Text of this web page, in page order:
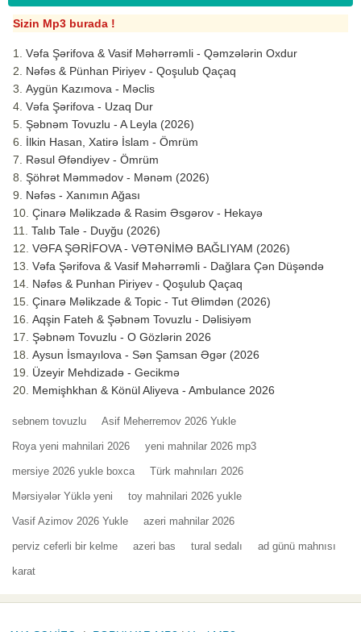
Sizin Mp3 burada !
Vəfa Şərifova & Vasif Məhərrəmli - Qəmzələrin Oxdur
Nəfəs & Pünhan Piriyev - Qoşulub Qaçaq
Aygün Kazımova - Məclis
Vəfa Şərifova - Uzaq Dur
Şəbnəm Tovuzlu - A Leyla (2026)
İlkin Hasan, Xatirə İslam - Ömrüm
Rəsul Əfəndiyev - Ömrüm
Şöhrət Məmmədov - Mənəm (2026)
Nəfəs - Xanımın Ağası
Çinarə Məlikzadə & Rasim Əsgərov - Hekayə
Talıb Tale - Duyğu (2026)
VƏFA ŞƏRİFOVA - VƏTƏNİMƏ BAĞLIYAM (2026)
Vəfa Şərifova & Vasif Məhərrəmli - Dağlara Çən Düşəndə
Nəfəs & Punhan Piriyev - Qoşulub Qaçaq
Çinarə Məlikzade & Topic - Tut Əlimdən (2026)
Aqşin Fateh & Şəbnəm Tovuzlu - Dəlisiyəm
Şəbnəm Tovuzlu - O Gözlərin 2026
Aysun İsmayılova - Sən Şamsan Əgər (2026
Üzeyir Mehdizadə - Gecikmə
Memişhkhan & Könül Aliyeva - Ambulance 2026
sebnem tovuzlu Asif Meherremov 2026 Yukle
Roya yeni mahnilari 2026 yeni mahnilar 2026 mp3
mersiye 2026 yukle boxca Türk mahnıları 2026
Mərsiyələr Yüklə yeni toy mahnilari 2026 yukle
Vasif Azimov 2026 Yukle azeri mahnilar 2026
perviz ceferli bir kelme azeri bas tural sedalı ad günü mahnısı
karat